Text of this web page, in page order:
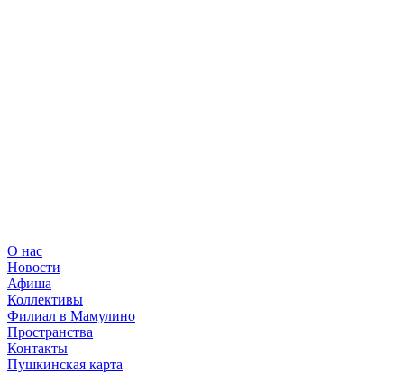
О нас
Новости
Афиша
Коллективы
Филиал в Мамулино
Пространства
Контакты
Пушкинская карта